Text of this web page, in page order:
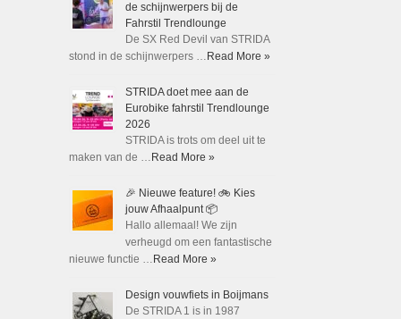
de schijnwerpers bij de
Fahrstil Trendlounge
De SX Red Devil van STRIDA
stond in de schijnwerpers … Read More »
STRIDA doet mee aan de
Eurobike fahrstil Trendlounge
2026
STRIDA is trots om deel uit te
maken van de … Read More »
🎉 Nieuwe feature! 🚲 Kies
jouw Afhaalpunt 📦
Hallo allemaal! We zijn
verheugd om een fantastische
nieuwe functie … Read More »
Design vouwfiets in Boijmans
De STRIDA 1 is in 1987